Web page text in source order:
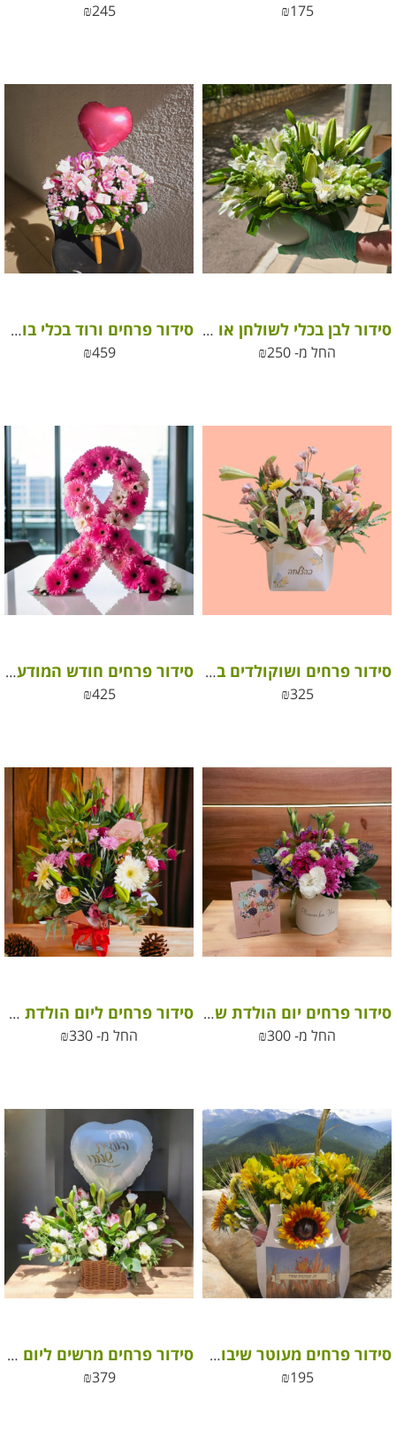
₪175
₪245
סידור לבן בכלי לשולחן או למתנה – white flower arrangement in an elegant ceramic vase
החל מ-
₪250
סידור פרחים ורוד בכלי בוהו עם בלון ומרשמלו לבבות – מתנה קסומה ומלאת אהבה
₪459
סידור פרחים ושוקולדים בהצלחה
₪325
סידור פרחים חודש המודעות לסרטן השד – עסקים
₪425
סידור פרחים יום הולדת שמח נסיכה שלי
החל מ-
₪300
סידור פרחים ליום הולדת שמח
החל מ-
₪330
סידור פרחים מעוטר שיבולים לשבועות
₪195
סידור פרחים מרשים ליום הולדת
₪379